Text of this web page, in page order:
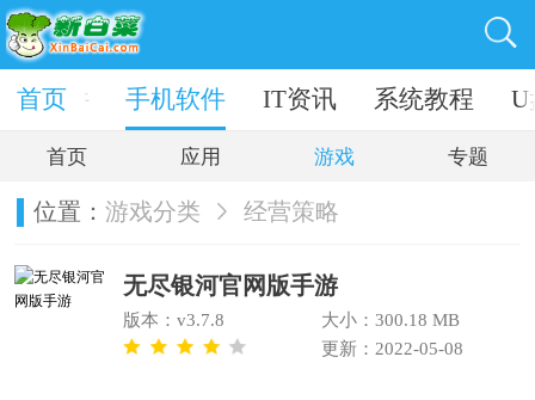
脑软件 手机软件 IT资讯 系统教程 U
首页
首页 应用 游戏 专题
位置： 游戏分类 经营策略
无尽银河官网版手游
版本：v3.7.8
大小：300.18 MB
更新：2022-05-08